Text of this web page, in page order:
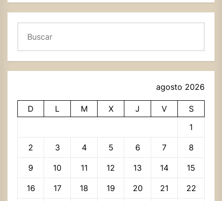
agosto 2026
D L M X J V
S
1
2 3 4 5 6 7 8
9 10 11 12 13 14 15
16 17 18 19 20 21 22